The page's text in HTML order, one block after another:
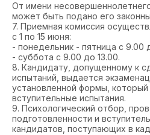
От имени
может быть подано его
7. Приемная комиссия
с 1 по 15 июня:
- понедельник - пятница с 9.00
- суббота с 9.00 до 13.00.
8. Кандидату, допущенному к
испытаний, выдается
установленной формы, который
вступительные испытания.
9. Психологический отбор,
подготовленности и
кандидатов, поступающих в